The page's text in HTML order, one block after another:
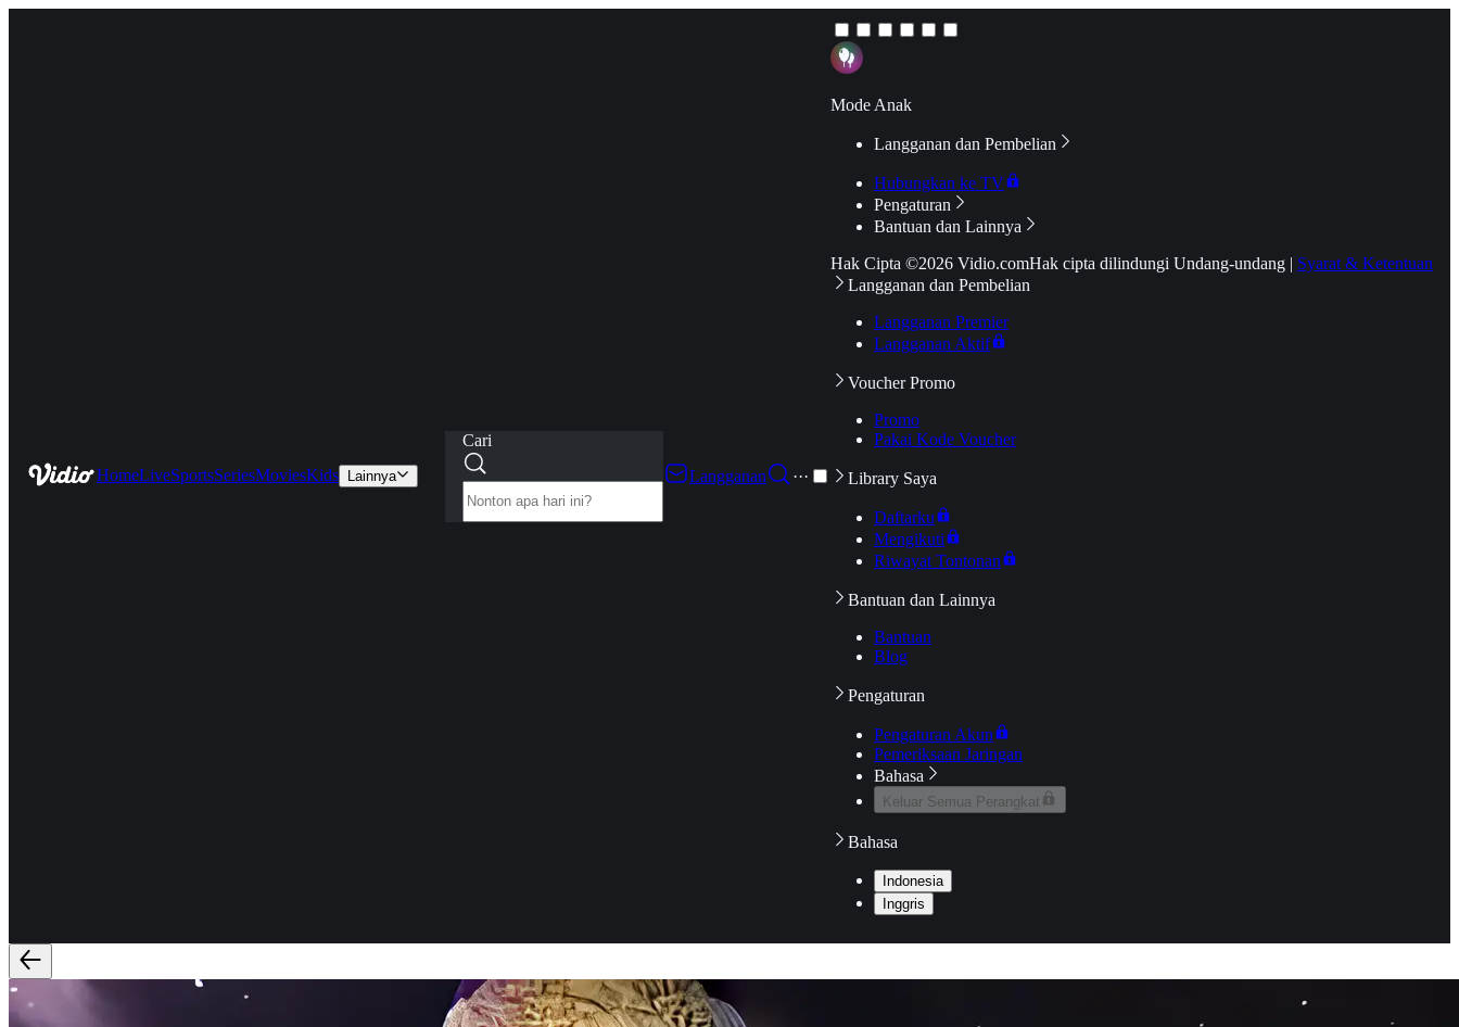
HomeLiveSportsSeriesMoviesKids Lainnya
Cari
Langganan
···
Mode Anak
Langganan dan Pembelian
Hubungkan ke TV
Pengaturan
Bantuan dan Lainnya
Hak Cipta ©2026 Vidio.comHak cipta dilindungi Undang-undang | Syarat & Ketentuan
Langganan dan Pembelian
Langganan Premier
Langganan Aktif
Voucher Promo
Promo
Pakai Kode Voucher
Library Saya
Daftarku
Mengikuti
Riwayat Tontonan
Bantuan dan Lainnya
Bantuan
Blog
Pengaturan
Pengaturan Akun
Pemeriksaan Jaringan
Bahasa
Keluar Semua Perangkat
Bahasa
Indonesia
Inggris